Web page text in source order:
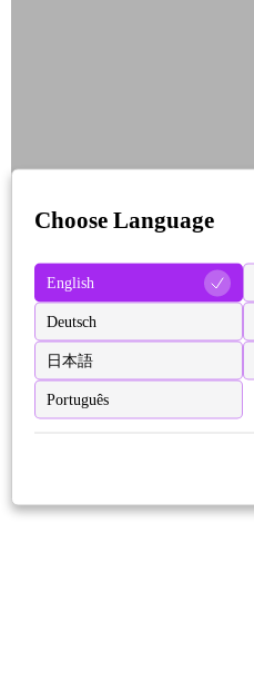
Choose Language
English
Deutsch
日本語
Português